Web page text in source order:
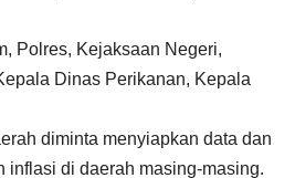
Polres, Kejaksaan Negeri,
Dinas Perikanan, Kepala
diminta menyiapkan data dan
inflasi di daerah masing-masing.